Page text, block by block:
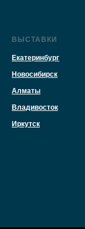
ВЫСТАВКИ
Екатеринбург
Новосибирск
Алматы
Владивосток
Иркутск